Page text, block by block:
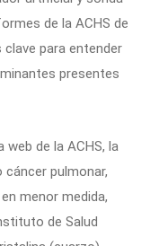
de la ACHS de
para entender
presentes
de la ACHS, la
pulmonar,
menor medida,
de Salud